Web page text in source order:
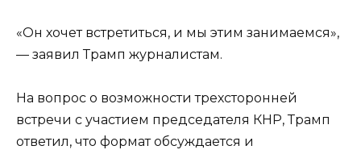
«Он хочет встретиться, и мы этим занимаемся»,
— заявил Трамп журналистам.
На вопрос о возможности трехсторонней
встречи с участием председателя КНР, Трамп
ответил, что формат обсуждается и